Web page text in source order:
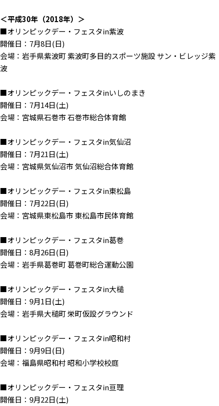
＜平成30年（2018年）＞
■オリンピックデー・フェスタin紫波
開催日：7月8日(日)
会場：岩手県紫波町 紫波町多目的スポーツ施設 サン・ビレッジ紫
波
■オリンピックデー・フェスタinいしのまき
開催日：7月14日(土)
会場：宮城県石巻市 石巻市総合体育館
■オリンピックデー・フェスタin気仙沼
開催日：7月21日(土)
会場：宮城県気仙沼市 気仙沼総合体育館
■オリンピックデー・フェスタin東松島
開催日：7月22日(日)
会場：宮城県東松島市 東松島市民体育館
■オリンピックデー・フェスタin葛巻
開催日：8月26日(日)
会場：岩手県葛巻町 葛巻町総合運動公園
■オリンピックデー・フェスタin大槌
開催日：9月1日(土)
会場：岩手県大槌町 栄町仮設グラウンド
■オリンピックデー・フェスタin昭和村
開催日：9月9日(日)
会場：福島県昭和村 昭和小学校校庭
■オリンピックデー・フェスタin亘理
開催日：9月22日(土)